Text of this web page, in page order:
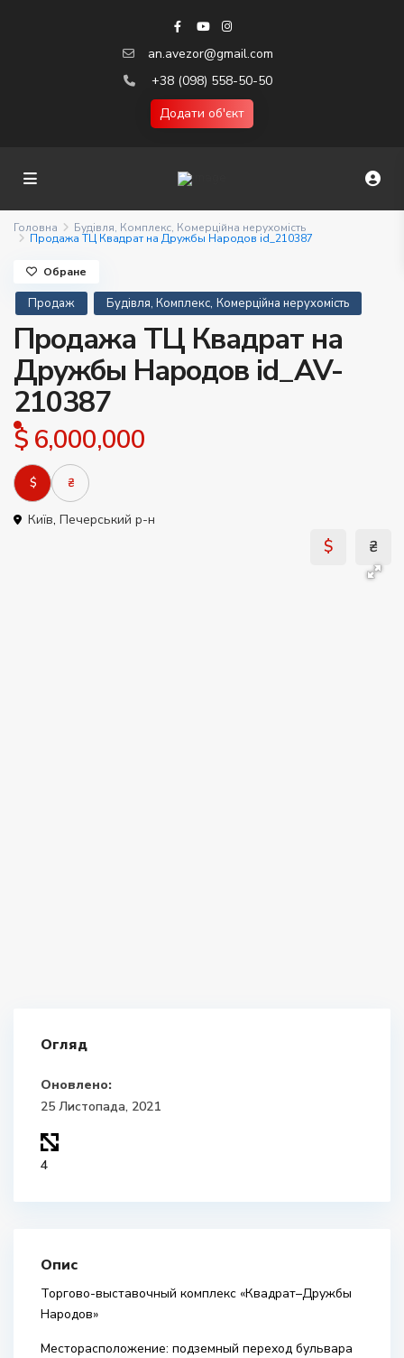
an.avezor@gmail.com
+38 (098) 558-50-50
Додати об'єкт
Головна Будівля, Комплекс, Комерційна нерухомість
Продажа ТЦ Квадрат на Дружбы Народов id_210387
Продаж Будівля, Комплекс, Комерційна нерухомість
Продажа ТЦ Квадрат на
Дружбы Народов id_AV-
210387
$ 6,000,000
$ ₴
Київ, Печерський р-н
Обране
Огляд
Оновлено:
25 Листопада, 2021
4
Опис
Торгово-выставочный комплекс «Квадрат–Дружбы
Народов»
Месторасположение: подземный переход бульвара
$ ₴